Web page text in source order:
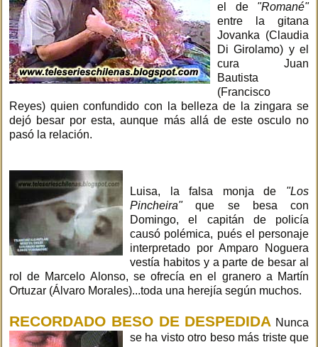
el de "Romané"
entre la gitana
Jovanka (Claudia
Di Girolamo) y el
cura Juan
Bautista
(Francisco
Reyes) quien confundido con la belleza de la zingara se
dejó besar por esta, aunque más allá de este osculo no
pasó la relación.
Luisa, la falsa monja de "Los
Pincheira"que se besa con
Domingo, el capitán de policía
causó polémica, pués el personaje
interpretado por Amparo Noguera
vestía habitos y a parte de besar al
rol de Marcelo Alonso, se ofrecía en el granero a Martín
Ortuzar (Álvaro Morales)...toda una herejía según muchos.
RECORDADO BESO DE DESPEDIDA Nunca
se ha visto otro beso más triste que